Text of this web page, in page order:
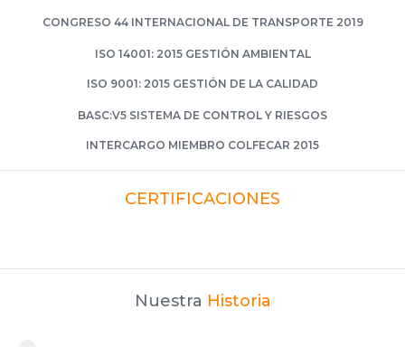
CONGRESO 44 INTERNACIONAL DE TRANSPORTE 2019
ISO 14001: 2015 GESTIÓN AMBIENTAL
ISO 9001: 2015 GESTIÓN DE LA CALIDAD
BASC:V5 SISTEMA DE CONTROL Y RIESGOS
INTERCARGO MIEMBRO COLFECAR 2015
CERTIFICACIONES
Nuestra Historia